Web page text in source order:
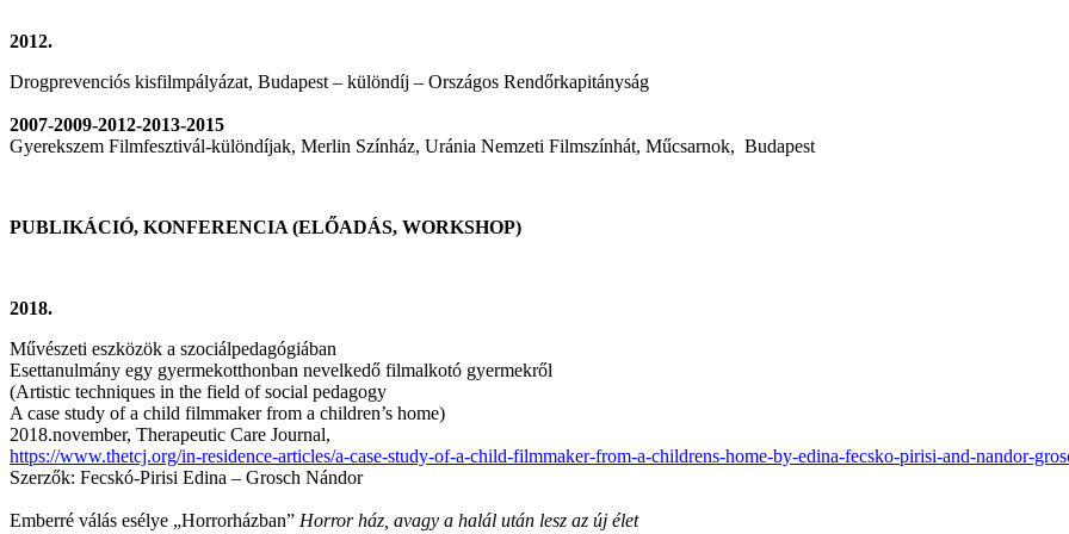
2012.
Drogprevenciós kisfilmpályázat, Budapest – különdíj – Országos Rendőrkapitányság
2007-2009-2012-2013-2015
Gyerekszem Filmfesztivál-különdíjak, Merlin Színház, Uránia Nemzeti Filmszínhát, Műcsarnok, Budapest
PUBLIKÁCIÓ, KONFERENCIA (ELŐADÁS, WORKSHOP)
2018.
Művészeti eszközök a szociálpedagógiában
Esettanulmány egy gyermekotthonban nevelkedő filmalkotó gyermekről
(Artistic techniques in the field of social pedagogy
A case study of a child filmmaker from a children’s home)
2018.november, Therapeutic Care Journal,
https://www.thetcj.org/in-residence-articles/a-case-study-of-a-child-filmmaker-from-a-childrens-home-by-edina-fecsko-pirisi-and-nandor-
Szerzők: Fecskó-Pirisi Edina – Grosch Nándor
Emberré válás esélye „Horrorházban” Horror ház, avagy a halál után lesz az új élet